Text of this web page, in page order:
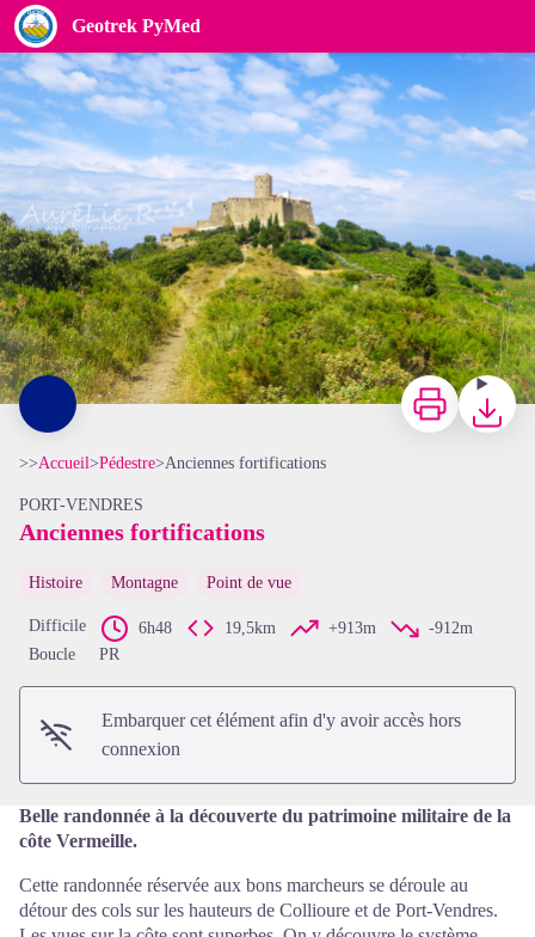
Geotrek PyMed
Anciennes fortifications
Voir l'image en plein écran
Imprimer
>>Accueil>Pédestre>Anciennes fortifications
PORT-VENDRES
Anciennes fortifications
Histoire Montagne Point de vue
Difficile 6h48 19,5km +913m
-912m
Boucle
PR
Embarquer cet élément afin d'y avoir accès hors
connexion
Belle randonnée à la découverte du patrimoine militaire de la
côte Vermeille.
Cette randonnée réservée aux bons marcheurs se déroule au
détour des cols sur les hauteurs de Collioure et de Port-Vendres.